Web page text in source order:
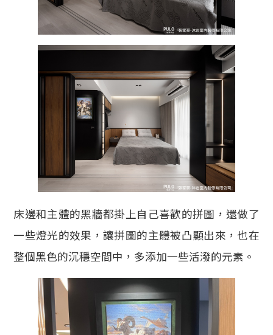
床邊和主體的黑牆都掛上自己喜歡的拼圖，還做了
一些燈光的效果，讓拼圖的主體被凸顯出來，也在
整個黑色的沉穩空間中，多添加一些活潑的元素。